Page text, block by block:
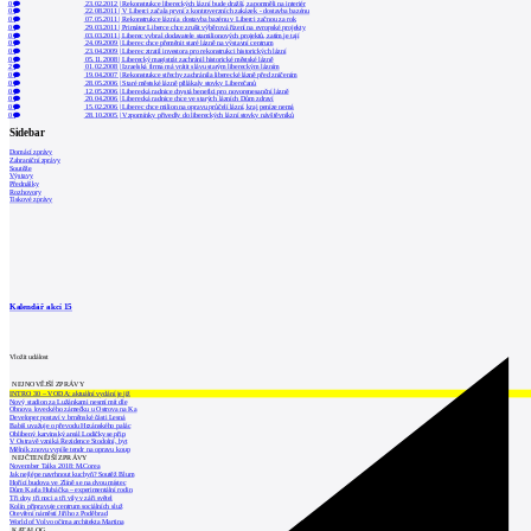
0
23.02.2012 |Rekonstrukce libereckých lázní bude dražší, zapomněli na interiér
0
22.08.2011| V Liberci začala první z kontroverzních zakázek - dostavba bazénu
0
07.05.2011 | Rekonstrukce lázní a dostavba bazénu v Liberci začnou za rok
0
29.03.2011 | Primátor Liberce chce zrušit výběrová řízení na evropské projekty
0
03.03.2011 | Liberec vybral dodavatele stamilionových projektů, zatím je tají
0
24.09.2009 |Liberec chce přeměnit staré lázně na výstavní centrum
0 23.04.2009 |Liberec ztratil investora pro rekonstrukci historických lázní
0
05.11.2008| Liberecký magistrát zachránil historické městské lázně
2
01.02.2008 |Izraelská firma má vrátit slávu starým libereckým lázním
0 19.04.2007 |Rekonstrukce střechy zachránila liberecké lázně před zničením
0
28.05.2006 |Staré městské lázně přilákaly stovky Liberečanů
0
12.05.2006 |Liberecká radnice chystá benefici pro novorenesanční lázně
0
20.04.2006 |Liberecká radnice chce ve starých lázních Dům zdraví
0
15.02.2006 |Liberec chce milion na opravu průčelí lázní, kraj peníze nemá
0
28.10.2005 |Vzpomínky přivedly do libereckých lázní stovky návštěvníků
Sidebar
Domácí zprávy
Zahraniční zprávy
Soutěže
Výstavy
Přednášky
Rozhovory
Tiskové zprávy
Kalendář akcí 15
Vložit událost
NEJNOVĚJŠÍ ZPRÁVY
INTRO 30 – VODA: aktuální vydání je již
Nový stadion za Lužánkami nesmí mít dle
Obnova loveckého zámečku u Ostrova na Ka
Developer postaví v brněnské části Lesná
Babiš uvažuje o převodu Hrzánského palác
Oblíbený karvinský areál Lodičky se přip
V Ostravě vzniká Rezidence Stodolní, byt
Mělník znovu vypíše tendr na opravu koup
NEJČTENĚJŠÍ ZPRÁVY
November Talks 2018: M.Corea
Jak nejlépe navrhnout kuchyň? Soutěž Blum
Hořící budova ve Zlíně se na dvou místec
Dům Karla Hubáčka – experimentální rodin
Tři dny, tři noci a tři vily v záři světel
Kolín připravuje centrum sociálních služ
Otevření náměstí Jiřího z Poděbrad
World of Volvo očima architekta Martina